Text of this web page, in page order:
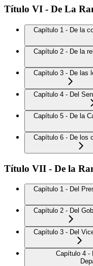
Título VI - De La
Capítulo 1 - De la
Capítulo 2 - De la
Capítulo 3 - De las
Capítulo 4 - Del
Capítulo 5 - De la
Capítulo 6 - De los
Título VII - De la
Capítulo 1 - Del
Capítulo 2 - Del
Capítulo 3 - Del
Capítulo 4 -